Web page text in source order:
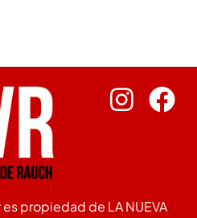
propiedad de LA NUEVA